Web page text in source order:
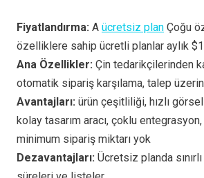
Fiyatlandırma: A ücretsiz plan Çoğu
özelliklere sahip ücretli planlar aylık
Ana Özellikler: Çin tedarikçilerinden
otomatik sipariş karşılama, talep
Avantajları: ürün çeşitliliği, hızlı görsel
kolay tasarım aracı, çoklu
minimum sipariş miktarı yok
Dezavantajları: Ücretsiz planda